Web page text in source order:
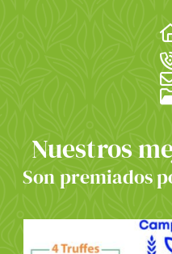
Nuestros
Son premiados